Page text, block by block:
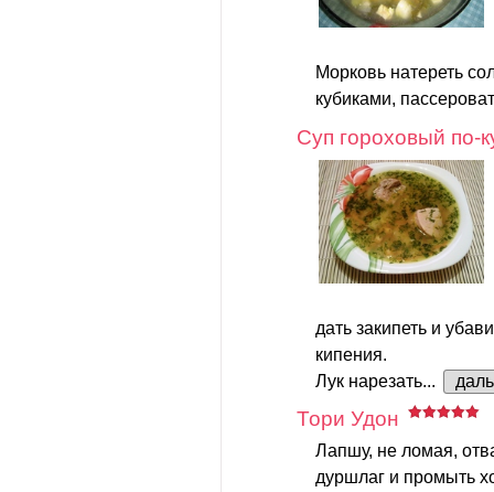
Морковь натереть
кубиками,
Суп гороховый по-
дать закипеть и
кипения.
Лук нарезать...
Тори Удон
Лапшу, не ломая,
дуршлаг и промыть